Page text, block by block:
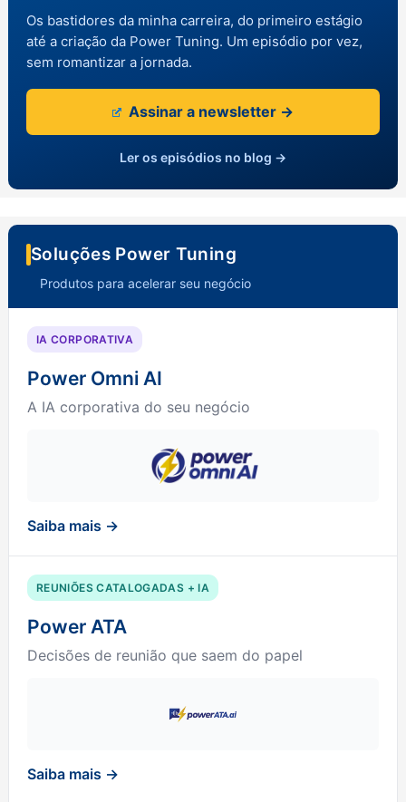
Os bastidores da minha carreira, do primeiro estágio
até a criação da Power Tuning. Um episódio por vez,
sem romantizar a jornada.
Assinar a newsletter →
Ler os episódios no blog →
Soluções Power Tuning
Produtos para acelerar seu negócio
IA CORPORATIVA
Power Omni AI
A IA corporativa do seu negócio
Saiba mais →
REUNIÕES CATALOGADAS + IA
Power ATA
Decisões de reunião que saem do papel
Saiba mais →